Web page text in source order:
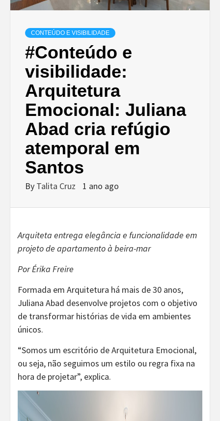
CONTEÚDO E VISIBILIDADE
#Conteúdo e
visibilidade:
Arquitetura
Emocional: Juliana
Abad cria refúgio
atemporal em
Santos
By Talita Cruz 1 ano ago
Arquiteta entrega elegância e funcionalidade em
projeto de apartamento à beira-mar
Por Érika Freire
Formada em Arquitetura há mais de 30 anos,
Juliana Abad desenvolve projetos com o objetivo
de transformar histórias de vida em ambientes
únicos.
“Somos um escritório de Arquitetura Emocional,
ou seja, não seguimos um estilo ou regra fixa na
hora de projetar”, explica.